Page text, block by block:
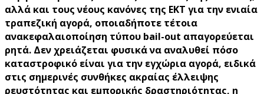
αλλά και τους νέους κανόνες της ΕΚΤ για την ενιαία
τραπεζική αγορά, οποιαδήποτε τέτοια
ανακεφαλαιοποίηση τύπου bail-out απαγορεύεται
ρητά. Δεν χρειάζεται φυσικά να αναλυθεί πόσο
καταστροφικό είναι για την εγχώρια αγορά, ειδικά
στις σημερινές συνθήκες ακραίας έλλειψης
ρευστότητας και εμπορικής δραστηριότητας, η